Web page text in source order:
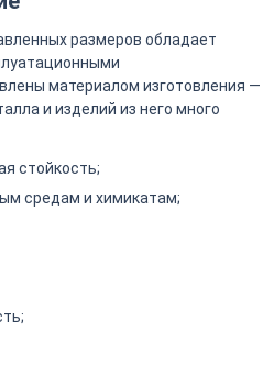
размеров обладает
материалом изготовления —
и изделий из него много
стойкость;
средам и химикатам;